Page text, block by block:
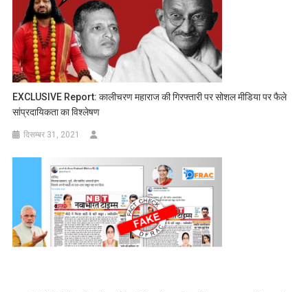
EXCLUSIVE Report: कालीचरण महाराज की गिरफ्तारी पर सोशल मीडिया पर फैले
सांप्रदायिकता का विश्लेषण
दिसम्बर 31, 2021